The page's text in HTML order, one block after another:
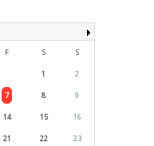
F S S
1 2
7 8 9
14 15 16
21 22 23